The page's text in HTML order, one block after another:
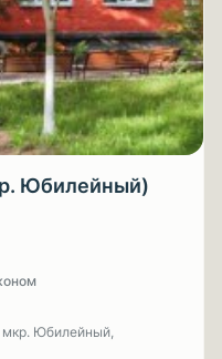
Юбилейный)
мкр. Юбилейный,